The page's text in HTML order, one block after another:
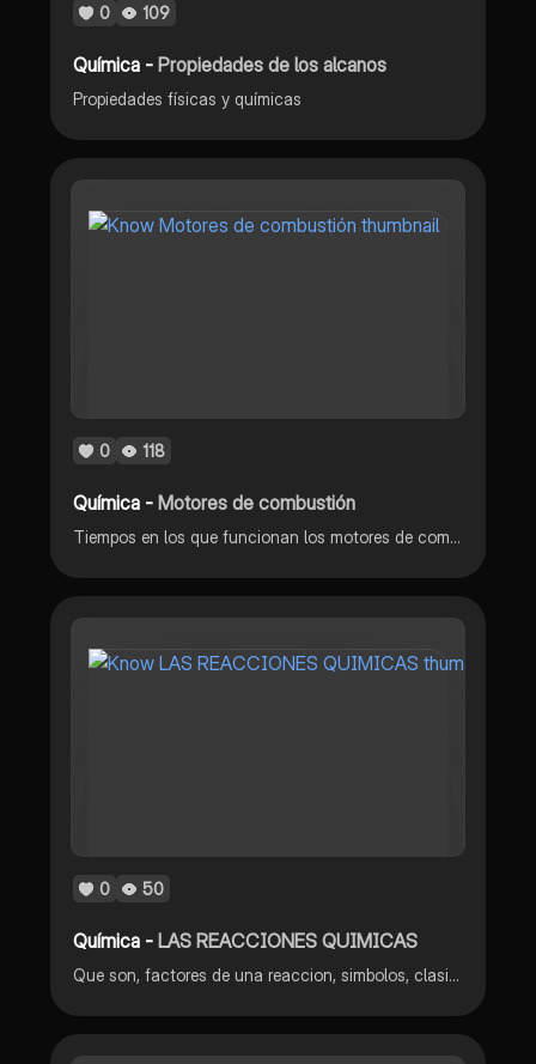
0 109
Química -Propiedades de los alcanos
Propiedades físicas y químicas
0 118
Química -Motores de combustión
Tiempos en los que funcionan los motores de combustión y las principales partes de un motor de combustión
0 50
Química -LAS REACCIONES QUIMICAS
Que son, factores de una reaccion, simbolos, clasificacion